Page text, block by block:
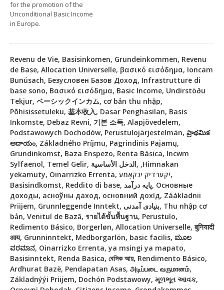
for the promotion of the
Unconditional Basic Income
in Europe.
Revenu de Vie, Basisinkomen, Grundeinkommen, Revenu
de Base, Allocation Universelle, βασικό εισόδημα, Ioncam
Bunúsach, Безусловен Базов Доход, Infrastrutture di
base sono, Βασικό εισόδημα, Basic Income, Undirstöðu
Tekjur, ベーシックインカム, cơ bản thu nhập,
Põhisissetuleku, 基本收入, Dasar Penghasilan, Basis
Inkomste, Debaz Revni, 기본 소득, Alapjövedelem,
Podstawowych Dochodów, Perustulojärjestelmän, ప్రాథమిక
ఆదాయం, Základného Príjmu, Pagrindinis Pajamų,
Grundinkomst, Baza Enspezo, Renta Básica, Incwm
Sylfaenol, Temel Gelir, الدخل الأساسية, ,Himnakan
yekamuty, Oinarrizko Errenta, יקערדיק ינקאָמע,
Basisindkomst, Reddito di base, پایه درآمد, Основные
доходы, асноўны даход, основний дохід, Záákladnii
Priijem, Grunnleggende Inntekt, بنیادی آمدنی, Thu nhập cơ
bản, Venitul de Bază, รายได้ขั้นพื้นฐาน, Perustulo,
Redimento Básico, Borgerløn, Allocation Universelle, बुनियादी
आय, Grunninntekt, Medborgarlön, basic facilis, ಮೂಲ
ವರಮಾನ, Oinarrizko Errenta, ya msingi ya mapato,
Basisinntekt, Renda Basica, বেসিক আয়, Rendimento Básico,
Ardhurat Bazë, Pendapatan Asas, அடிப்படை வருமானம்,
Základnýýi Priijem, Dochón Podstawowy, મૂળભૂત આવક,